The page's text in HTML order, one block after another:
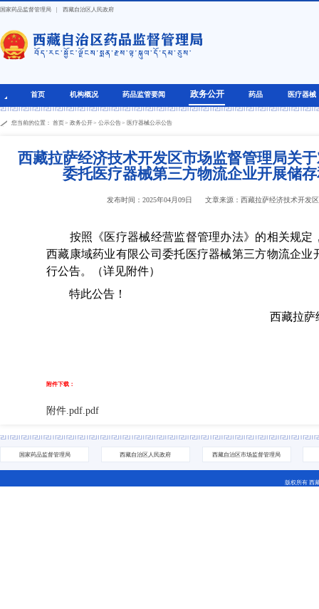
国家药品监督管理局 | 西藏自治区人民政府
首页 机构概况 药品监管要闻 政务公开 药品 医疗器械
您当前的位置： 首页> 政务公开> 公示公告> 医疗器械公示公告
西藏拉萨经济技术开发区市场监督管理局关
委托医疗器械第三方物流企业开展储
发布时间：2025年04月09日 文章来源：西藏拉萨经济技术开发
按照《医疗器械经营监督管理办法》的相关规定
西藏康域药业有限公司委托医疗器械第三方物流企业
行公告。（详见附件）
特此公告！
西藏拉萨
附件下载：
附件.pdf.pdf
国家药品监督管理局 西藏自治区人民政府 西藏自治区市场监督管理局
版权所有 西